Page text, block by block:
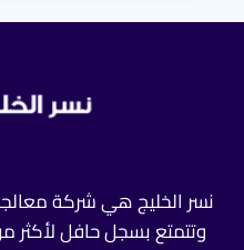
نسر الخليج هي شركة معالجة
وتتمتع بسجل حافل لأكثر من 10 سنوات في هذا